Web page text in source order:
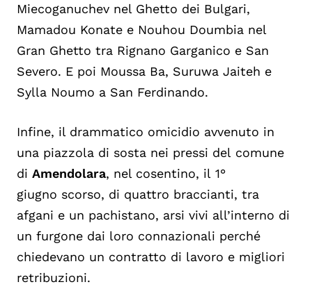
Miecoganuchev nel Ghetto dei Bulgari,
Mamadou Konate e Nouhou Doumbia nel
Gran Ghetto tra Rignano Garganico e San
Severo. E poi Moussa Ba, Suruwa Jaiteh e
Sylla Noumo a San Ferdinando.
Infine, il drammatico omicidio avvenuto in
una piazzola di sosta nei pressi del comune
di Amendolara, nel cosentino, il 1°
giugno scorso, di quattro braccianti, tra
afgani e un pachistano, arsi vivi all’interno di
un furgone dai loro connazionali perché
chiedevano un contratto di lavoro e migliori
retribuzioni.